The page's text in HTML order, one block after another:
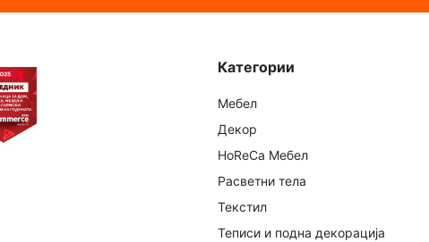
Категории
Мебел
Декор
HoReCa Мебел
Расветни тела
Текстил
Теписи и подна декорација